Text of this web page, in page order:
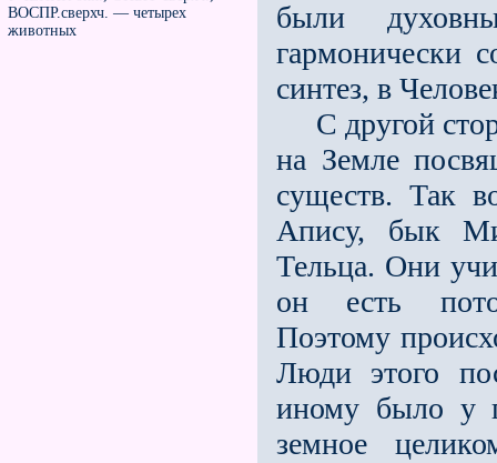
ВОСПР.сверхч. — четырех
животных
были
гармонически
синтез, в
С другой
на Земле
существ. Так
Апису, бык
Тельца. Они
он есть
Поэтому
Люди этого
иному было у
земное